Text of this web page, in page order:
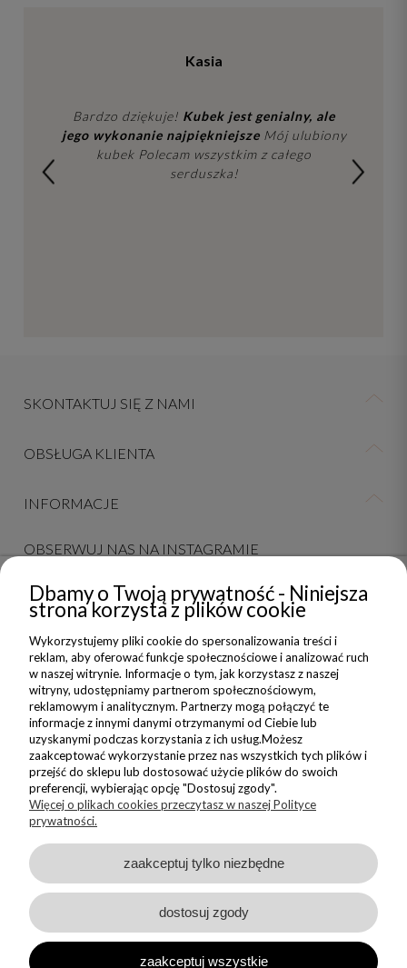
Kasia
Bardzo dziękuje! Kubek jest genialny, ale
jego wykonanie najpiękniejszeMój ulubiony
kubek Polecam wszystkim z całego
serduszka!
SKONTAKTUJ SIĘ Z NAMI
OBSŁUGA KLIENTA
INFORMACJE
OBSERWUJ NAS NA INSTAGRAMIE
Dołącz do nas i zyskaj 5% zniżki na Twoje pierwsze Nadzwyczajne
zakupy
ZAPISZ SIĘ
Wyrażam zgodę na wysyłanie do mnie informacji handlowych na
wskazany adres oraz przetwarzanie moich danych w związku z
obsługą newsletteru.
Zapoznałem/am się i akceptuję
Politykę Prywatności
Sklep internetowy Shoper Premium
Dbamy o Twoją prywatność - Niniejsza
strona korzysta z plików cookie
Wykorzystujemy pliki cookie do spersonalizowania treści i
reklam, aby oferować funkcje społecznościowe i analizować ruch
w naszej witrynie. Informacje o tym, jak korzystasz z naszej
witryny, udostępniamy partnerom społecznościowym,
reklamowym i analitycznym. Partnerzy mogą połączyć te
informacje z innymi danymi otrzymanymi od Ciebie lub
uzyskanymi podczas korzystania z ich usług.Możesz
zaakceptować wykorzystanie przez nas wszystkich tych plików i
przejść do sklepu lub dostosować użycie plików do swoich
preferencji, wybierając opcję "Dostosuj zgody".
Więcej o plikach cookies przeczytasz w naszej Polityce
prywatności.
zaakceptuj tylko niezbędne
dostosuj zgody
zaakceptuj wszystkie